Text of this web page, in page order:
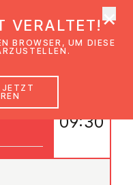
09:30
VERALTET!
BROWSER, UM DIESE
JETZT
×